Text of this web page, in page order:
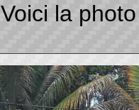
Voici la